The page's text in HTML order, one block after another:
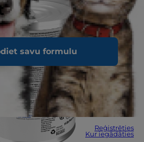
savu formulu
Reģistrēties
Kur iegādāties